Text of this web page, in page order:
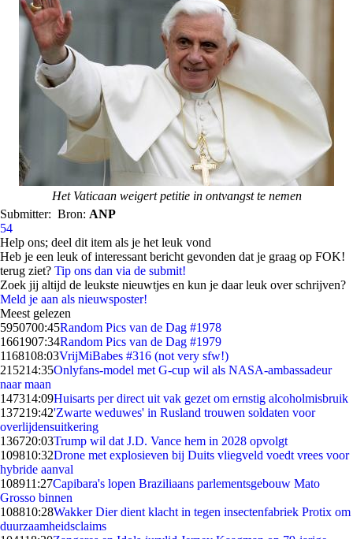
Het Vaticaan weigert petitie in ontvangst te nemen
Submitter: Bron: ANP
54
Help ons; deel dit item als je het leuk vond
Heb je een leuk of interessant bericht gevonden dat je graag op FOK!
terug ziet? Tip ons dan via de submit!
Zoek jij altijd de leukste nieuwtjes en kun je daar leuk over schrijven?
Meld je aan als nieuwsposter!
Meest gelezen
5950700:45Random Pics van de Dag #1978
1661907:34Random Pics van de Dag #1979
1168108:03VrijMiBabes #316 (not very sfw!)
215214:35Onlyfans-model met G-cup wil als NASA-ambassadeur
naar maan
147314:09Huisarts per direct uit vak gezet om ernstig alcoholmisbruik
137219:42'Zwarte weduwes' in Rusland trouwen soldaten voor
overlijdensuitkering
136720:03Trump wil dat J.D. Vance hem in 2028 opvolgt
109810:32Drone met explosieven bij Duits vliegveld voedt vrees voor
hybride aanval
108911:27Capibara's lopen Braziliaans parlementsgebouw Mato
Grosso binnen
108810:28Wakker Dier dient klacht in tegen insectenfabriek Protix om
duurzaamheidsclaims